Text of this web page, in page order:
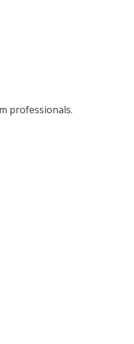
professionals.